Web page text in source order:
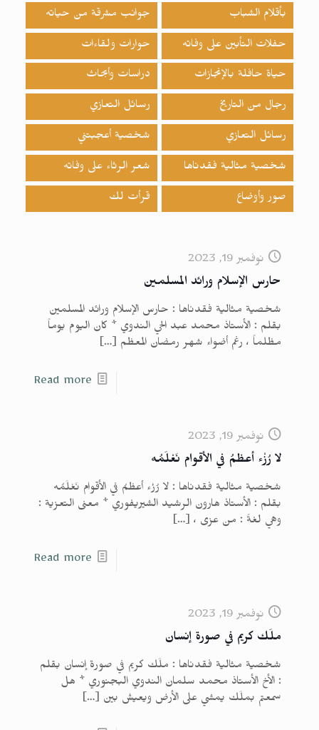
بأقلام الشباب جوانب مشرقة من حياته
حفلات التأبين على وفاته حوارات ولقاءات
حياة حافلة بالإنجازات دراسات وأبحاث
رجال من التاريخ رسائل التعازي
رسائل التعازي شخصية أعجبتني
شخصية مثالية فقدناها شعر الرثاء على وفاته
صور وأوضاع قرأت لك
نوفمبر 19, 2023
حارس الإسلام ورائد المسلمين
شخصية مثالية فقدناها : حارس الإسلام ورائد المسلمين
بقلم : الأستاذ محمد عبد الحي الندوي * كان اليوم يوماً
مظلماً ، رغم أضواء شهر رمضان المعظم […]
Read more
نوفمبر 19, 2023
لا رُزْء أعظمُ في الأقوام نَعْلَمُه
شخصية مثالية فقدناها : لا رُزْء أعظمُ في الأقوام نَعْلَمُه
بقلم : الأستاذ هارون الرشيد الشيريفوري * معنى التعزية :
وهي لغةً : من عزى ، […]
Read more
نوفمبر 19, 2023
ملَك كريم في صورة إنسان
شخصية مثالية فقدناها : ملَك كريم في صورة إنسان بقلم
: الأخ الأستاذ محمد سلمان الندوي البجنوري * هل
سمعتم بملَك يمشي على الأرض ويعيش بين […]